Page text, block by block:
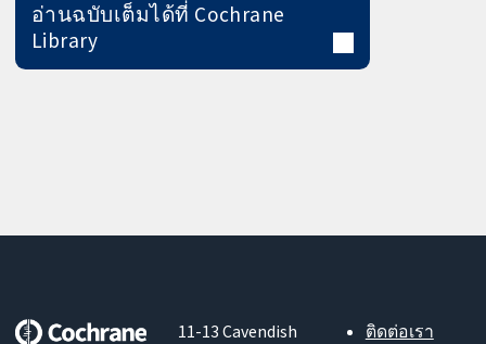
อ่านฉบับเต็มได้ที่ Cochrane
Library
11-13 Cavendish
ติดต่อเรา